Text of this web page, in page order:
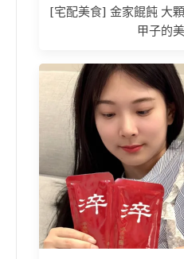
[宅配美食] 金家餛飩 大
甲子的